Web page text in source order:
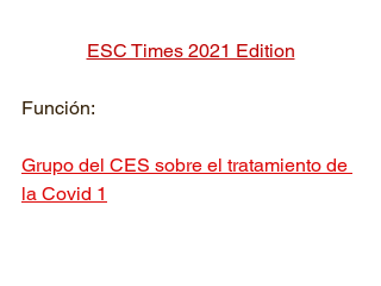
ESC Times 2021 Edition
Función:
Grupo del CES sobre el tratamiento de
la Covid 1